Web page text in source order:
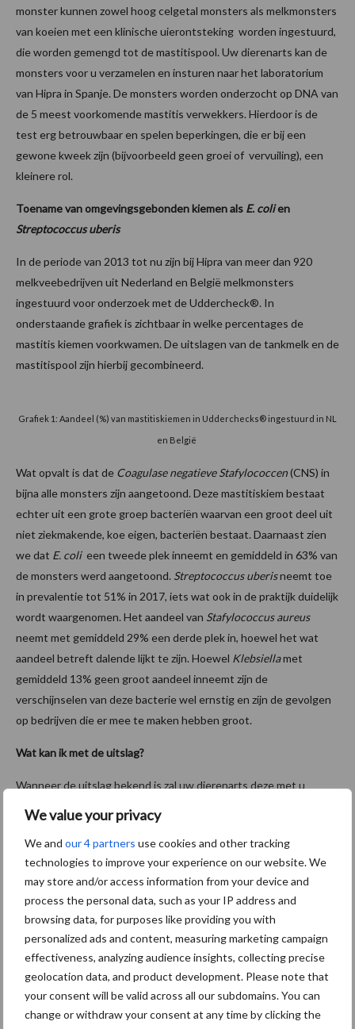
We value your privacy
We and our 4 partners use cookies and other tracking
technologies to improve your experience on our website. We
may store and/or access information from your device and
process the personal data, such as your IP address and
browsing data, for purposes like providing you with
personalized ads and content, measuring marketing campaign
effectiveness, analyzing audience insights, collecting precise
geolocation data, and product development. Please note that
your consent will be valid across all our subdomains. You can
change or withdraw your consent at any time by clicking the
monster kunnen zowel hoog celgetal monsters als melkmonsters
van koeien met een klinische uierontsteking worden ingestuurd,
die worden gemengd tot de mastitispool. Uw dierenarts kan de
monsters voor u verzamelen en insturen naar het laboratorium
van Hipra in Spanje. De monsters worden onderzocht op DNA van
de 5 meest voorkomende mastitis verwekkers. Hierdoor is de
test erg betrouwbaar en spelen beperkingen, die er bij een
gewone kweek zijn (bijvoorbeeld geen groei of vervuiling), een
kleinere rol.
Toename van omgevingsgebonden kiemen als E. colien
Streptococcus uberis
In de periode van 2013 tot nu zijn bij Hipra van meer dan 920
melkveebedrijven uit Nederland en België melkmonsters
ingestuurd voor onderzoek met de Uddercheck®. In
onderstaande grafiek is zichtbaar in welke percentages de
mastitis kiemen voorkwamen. De uitslagen van de tankmelk en de
mastitispool zijn hierbij gecombineerd.
Grafiek 1: Aandeel (%) van mastitiskiemen in Udderchecks® ingestuurd in NL
en België
Wat opvalt is dat de Coagulase negatieve Stafylococcen(CNS) in
bijna alle monsters zijn aangetoond. Deze mastitiskiem bestaat
echter uit een grote groep bacteriën waarvan een groot deel uit
niet ziekmakende, koe eigen, bacteriën bestaat. Daarnaast zien
we dat E. coli een tweede plek inneemt en gemiddeld in 63% van
de monsters werd aangetoond. Streptococcus uberisneemt toe
in prevalentie tot 51% in 2017, iets wat ook in de praktijk duidelijk
wordt waargenomen. Het aandeel van Stafylococcus aureus
neemt met gemiddeld 29% een derde plek in, hoewel het wat
aandeel betreft dalende lijkt te zijn. Hoewel Klebsiellamet
gemiddeld 13% geen groot aandeel inneemt zijn de
verschijnselen van deze bacterie wel ernstig en zijn de gevolgen
op bedrijven die er mee te maken hebben groot.
Wat kan ik met de uitslag?
Wanneer de uitslag bekend is zal uw dierenarts deze met u
maatregelen het meest positieve effect kunnen hebben op de
uiergezondheid op uw bedrijf. Heeft u veel last vanE. coli
mastitis? Een verbetering van de algemene hygiëne is dan van
cruciaal belang. Speelt op uw bedrijf echter Stafylococcus aureus
een grote rol, dan zal overdracht tijdens het melken moeten
worden voorkomen. In het algemeen geldt dat de infectiedruk
omgevingskiemen als
E. coli en S. uberis
zijn een schone
omgeving en schone koeien van belang om de infectiedruk te
verlagen. De weerstand kan sterk worden verbeterd door